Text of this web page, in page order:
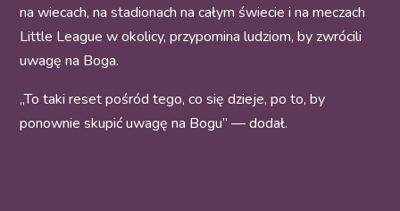
na wiecach, na stadionach na całym świecie i na meczach
Little League w okolicy, przypomina ludziom, by zwrócili
uwagę na Boga.
„To taki reset pośród tego, co się dzieje, po to, by
ponownie skupić uwagę na Bogu” — dodał.